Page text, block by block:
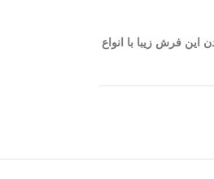
کردن این فرش زیبا با انواع